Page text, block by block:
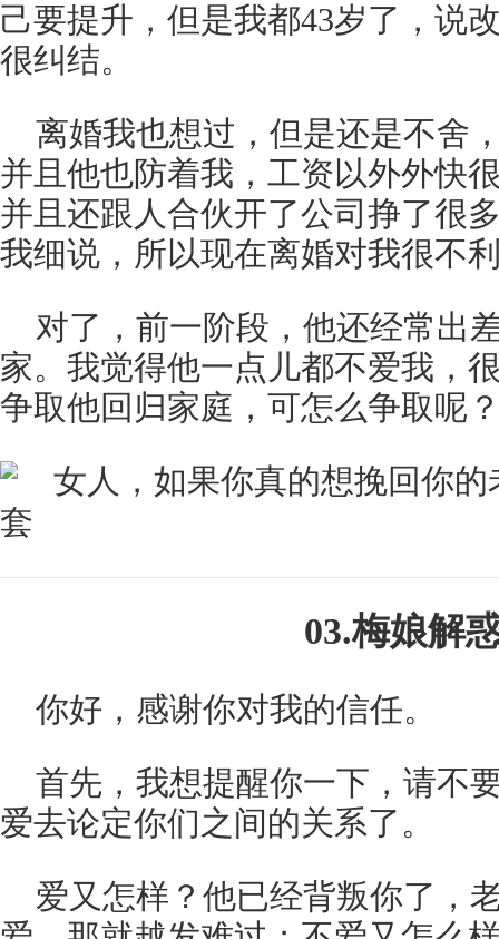
己要提升，但是我都43岁了，说
很纠结。
离婚我也想过，但是还是不舍
并且他也防着我，工资以外外快
并且还跟人合伙开了公司挣了很
我细说，所以现在离婚对我很不
对了，前一阶段，他还经常出
家。我觉得他一点儿都不爱我，
争取他回归家庭，可怎么争取呢
03.梅娘解
你好，感谢你对我的信任。
首先，我想提醒你一下，请不
爱去论定你们之间的关系了。
爱又怎样？他已经背叛你了，